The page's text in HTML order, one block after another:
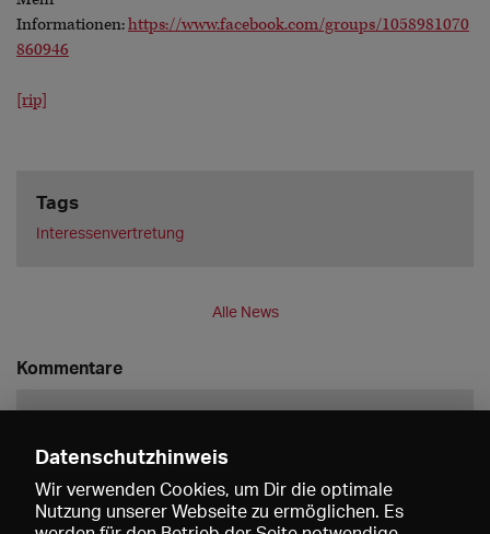
Informationen:https://www.facebook.com/groups/1058981070
860946
[rip]
Tags
Interessenvertretung
Alle News
Kommentare
Datenschutzhinweis
Wir verwenden Cookies, um Dir die optimale
Nutzung unserer Webseite zu ermöglichen. Es